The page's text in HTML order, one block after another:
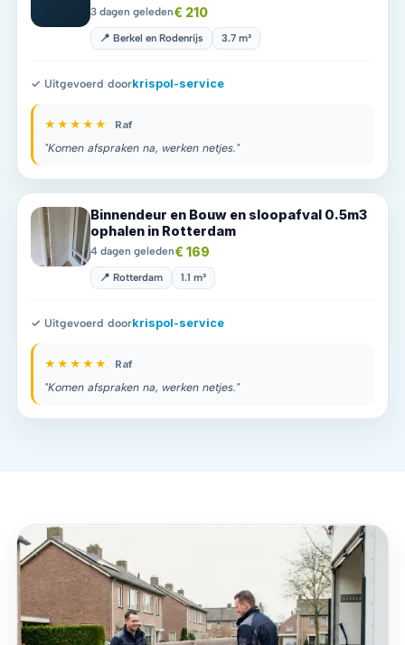
3 dagen geleden€ 210
📍 Berkel en Rodenrijs 3.7 m³
✓ Uitgevoerd doorkrispol-service
★★★★★ Raf
"Komen afspraken na, werken netjes."
Binnendeur en Bouw en sloopafval 0.5m3
ophalen in Rotterdam
4 dagen geleden€ 169
📍 Rotterdam 1.1 m³
✓ Uitgevoerd doorkrispol-service
★★★★★ Raf
"Komen afspraken na, werken netjes."